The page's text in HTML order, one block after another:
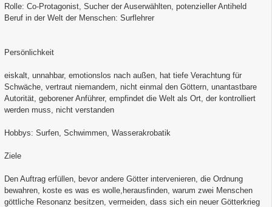
Rolle: Co-Protagonist, Sucher der Auserwählten, potenzieller Antiheld
Beruf in der Welt der Menschen: Surflehrer
Persönlichkeit
eiskalt, unnahbar, emotionslos nach außen, hat tiefe Verachtung für
Schwäche, vertraut niemandem, nicht einmal den Göttern, unantastbare
Autorität, geborener Anführer, empfindet die Welt als Ort, der kontrolliert
werden muss, nicht verstanden
Hobbys: Surfen, Schwimmen, Wasserakrobatik
Ziele
Den Auftrag erfüllen, bevor andere Götter intervenieren, die Ordnung
bewahren, koste es was es wolle,herausfinden, warum zwei Menschen
göttliche Resonanz besitzen, vermeiden, dass sich ein neuer Götterkrieg